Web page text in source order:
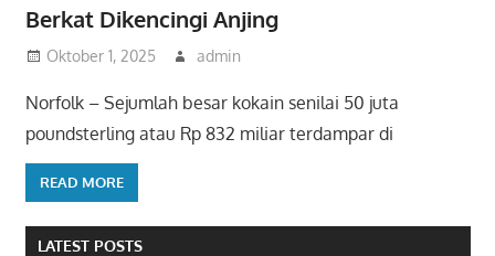
Berkat Dikencingi Anjing
Oktober 1, 2025 admin
Norfolk – Sejumlah besar kokain senilai 50 juta
poundsterling atau Rp 832 miliar terdampar di
READ MORE
LATEST POSTS